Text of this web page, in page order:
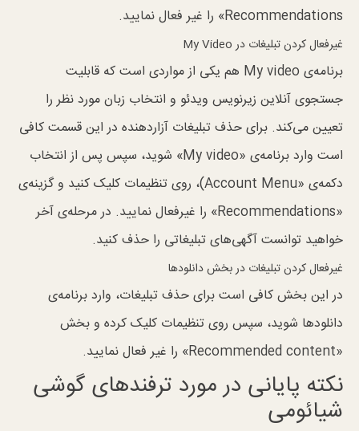
Recommendations» را غیر فعال نمایید.
غیرفعال کردن تبلیغات در My Video
برنامه‌ی My video هم یکی از مواردی است که قابلیت
جستجو‌ی آنلاین زیرنویس ویدئو و انتخاب زبان مورد نظر را
تعیین می‌کند. برای حذف تبلیغات آزاردهنده در این قسمت کافی
است وارد برنامه‌ی «My video» شوید، سپس پس از انتخاب
دکمه‌ی «Account Menu)، روی تنظیمات کلیک کنید و گزینه‌ی
«Recommendations» را غیرفعال نمایید. در مرحله‌ی آخر
خواهید توانست آگهی‌های تبلیغاتی را حذف کنید.
غیرفعال کردن تبلیغات در بخش دانلود‌ها
در این بخش کافی است برای حذف تبلیغات، وارد برنامه‌ی
دانلود‌ها شوید، سپس روی تنظیمات کلیک کرده و بخش
«Recommended content» را غیر فعال نمایید.
نکته پایانی در مورد ترفندهای گوشی
شیائومی